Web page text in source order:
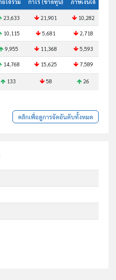
ยได้รวม กำไร (ขาดทุน) ภาษีเงินได้
23,633 21,901 10,282
10,115 5,681 2,718
9,955 11,368 5,593
14,768 15,625 7,589
133 58 26
คลิกเพื่อดูการจัดอันดับทั้งหมด